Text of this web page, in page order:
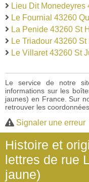
Lieu Dit Monedeyres
Le Fournial 43260
La Penide 43260 St
Le Triadour 43260 St
Le Villaret 43260 St
Le service de notre
informations sur les
jaunes) en France. Sur
retrouver les
Signaler une erreur
Histoire et
lettres de rue
jaune)